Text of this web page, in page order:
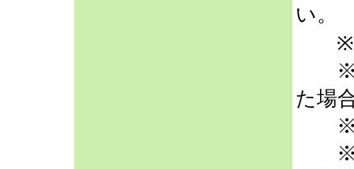
い。
※
※
た場
※
※